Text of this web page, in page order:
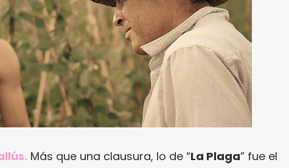
Más que una clausura, lo de “La Plaga” fue el